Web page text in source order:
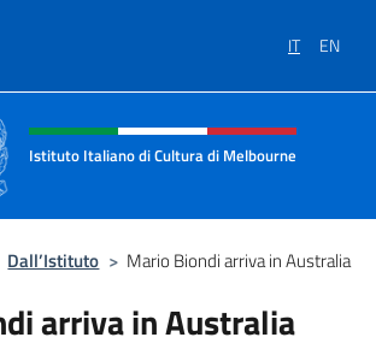
IT EN
sito, social e menù
Istituto Italiano di Cultura di Melbourne
Dall’Istituto > Mario Biondi arriva in Australia
arriva in Australia